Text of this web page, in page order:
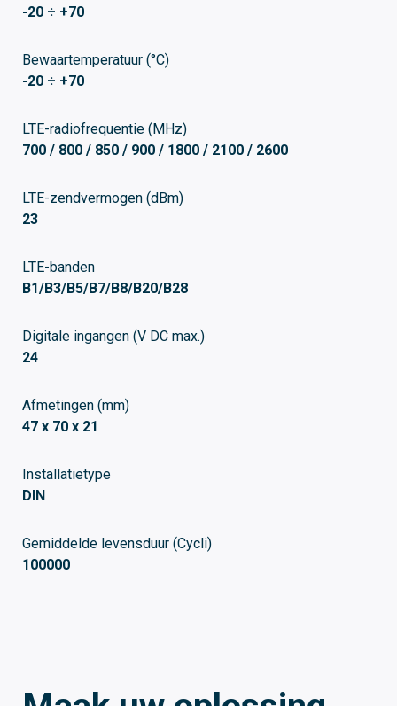
-20 ÷ +70
Bewaartemperatuur (°C)
-20 ÷ +70
LTE-radiofrequentie (MHz)
700 / 800 / 850 / 900 / 1800 / 2100 / 2600
LTE-zendvermogen (dBm)
23
LTE-banden
B1/B3/B5/B7/B8/B20/B28
Digitale ingangen (V DC max.)
24
Afmetingen (mm)
47 x 70 x 21
Installatietype
DIN
Gemiddelde levensduur (Cycli)
100000